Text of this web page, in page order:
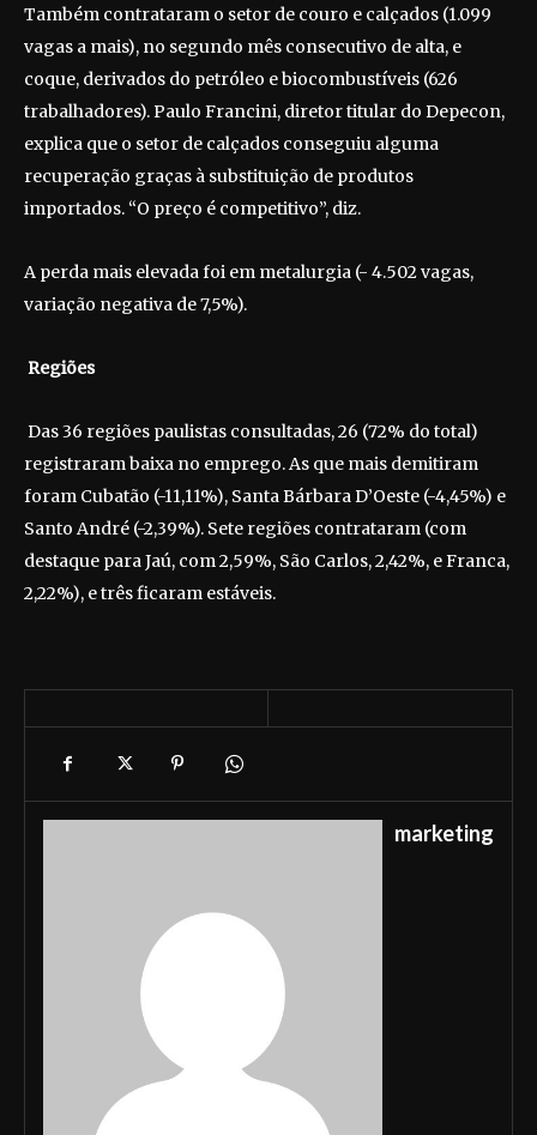
Também contrataram o setor de couro e calçados (1.099
vagas a mais), no segundo mês consecutivo de alta, e
coque, derivados do petróleo e biocombustíveis (626
trabalhadores). Paulo Francini, diretor titular do Depecon,
explica que o setor de calçados conseguiu alguma
recuperação graças à substituição de produtos
importados. “O preço é competitivo”, diz.
A perda mais elevada foi em metalurgia (- 4.502 vagas,
variação negativa de 7,5%).
Regiões
Das 36 regiões paulistas consultadas, 26 (72% do total)
registraram baixa no emprego. As que mais demitiram
foram Cubatão (-11,11%), Santa Bárbara D’Oeste (-4,45%) e
Santo André (-2,39%). Sete regiões contrataram (com
destaque para Jaú, com 2,59%, São Carlos, 2,42%, e Franca,
2,22%), e três ficaram estáveis.
marketing